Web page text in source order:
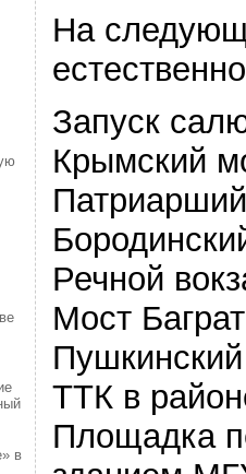
в
На
Запуск
Крымский
Речной
Мост
ТТК в
Площадка